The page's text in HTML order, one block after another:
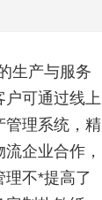
生产与服务
户可通过线上
管理系统，精
企业合作，
理不*提高了